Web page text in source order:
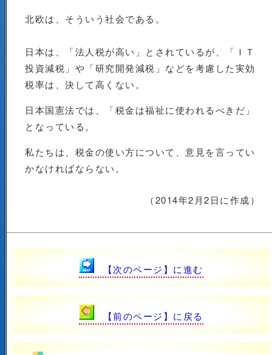
北欧は、そういう社会である。
日本は、「法人税が高い」とされているが、「ＩＴ
投資減税」や「研究開発減税」などを考慮した実効
税率は、決して高くない。
日本国憲法では、「税金は福祉に使われるべきだ」
となっている。
私たちは、税金の使い方について、意見を言ってい
かなければならない。
（2014年2月2日に作成）
【次のページ】に進む
【前のページ】に戻る